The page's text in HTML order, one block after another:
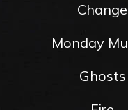
Change
Monday
Ghosts